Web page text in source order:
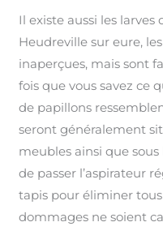
Il existe aussi les
Heudreville sur eure,
inaperçues, mais sont
fois que vous savez ce
de papillons
seront généralement
meubles ainsi que
de passer l’aspirateur
tapis pour éliminer
dommages ne soient